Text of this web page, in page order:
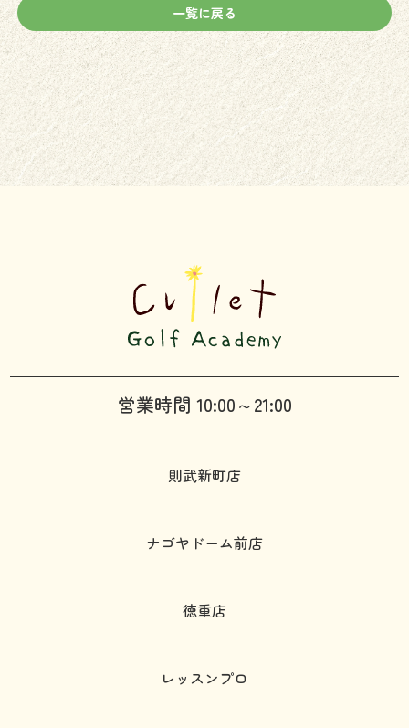
一覧に戻る
営業時間 10:00～21:00
則武新町店
ナゴヤドーム前店
徳重店
レッスンプロ